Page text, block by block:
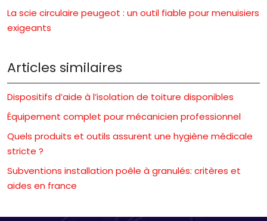
La scie circulaire peugeot : un outil fiable pour menuisiers
exigeants
Articles similaires
Dispositifs d’aide à l’isolation de toiture disponibles
Équipement complet pour mécanicien professionnel
Quels produits et outils assurent une hygiène médicale
stricte ?
Subventions installation poêle à granulés: critères et
aides en france